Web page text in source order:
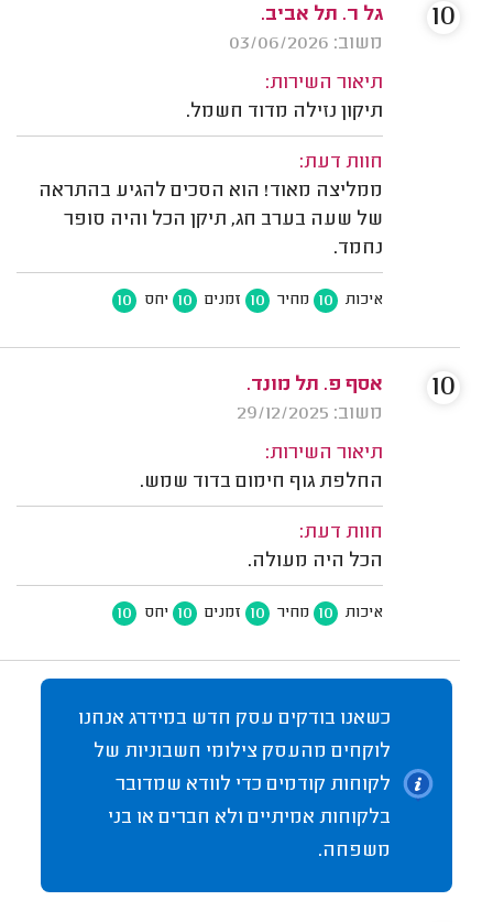
גל ר. תל אביב.
משוב: 03/06/2026
תיאור השירות:
תיקון נזילה מדוד חשמל.
חוות דעת:
ממליצה מאוד! הוא הסכים להגיע בהתראה
של שעה בערב חג, תיקן הכל והיה סופר
נחמד.
איכות 10 מחיר 10 זמנים 10 יחס 10
10
אסף פ. תל מונד.
משוב: 29/12/2025
תיאור השירות:
החלפת גוף חימום בדוד שמש.
חוות דעת:
הכל היה מעולה.
איכות 10 מחיר 10 זמנים 10 יחס 10
10
כשאנו בודקים עסק חדש במידרג אנחנו
לוקחים מהעסק צילומי חשבוניות של
לקוחות קודמים כדי לוודא שמדובר
בלקוחות אמיתיים ולא חברים או בני
משפחה.